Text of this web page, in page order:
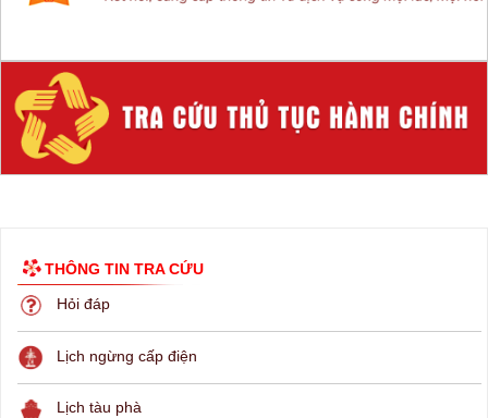
THÔNG TIN TRA CỨU
Hỏi đáp
Lịch ngừng cấp điện
Lịch tàu phà